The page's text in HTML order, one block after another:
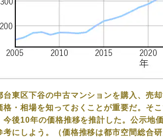
台東区下谷の中古マンションを購入、売
格・相場を知っておくことが重要だ。そ
今後10年の価格推移を推計した。公示地
考にしよう。（価格推移は都市空間総合